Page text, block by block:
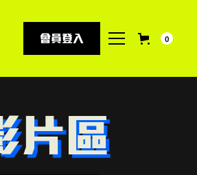
會員登入 0
片區